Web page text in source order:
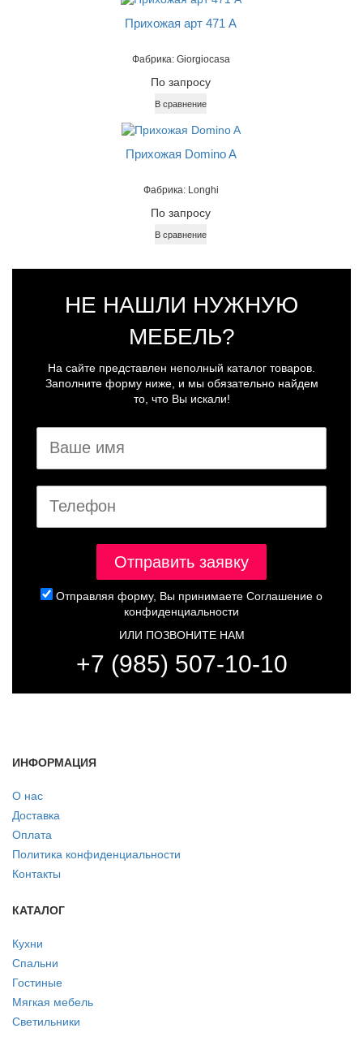
Прихожая арт 471 А
Фабрика: Giorgiocasa
По запросу
В сравнение
Прихожая Domino A
Фабрика: Longhi
По запросу
В сравнение
НЕ НАШЛИ НУЖНУЮ
МЕБЕЛЬ?
На сайте представлен неполный каталог товаров.
Заполните форму ниже, и мы обязательно найдем
то, что Вы искали!
Отправляя форму, Вы принимаете Соглашение о
конфиденциальности
ИЛИ ПОЗВОНИТЕ НАМ
+7 (985) 507-10-10
ИНФОРМАЦИЯ
О нас
Доставка
Оплата
Политика конфиденциальности
Контакты
КАТАЛОГ
Кухни
Спальни
Гостиные
Мягкая мебель
Светильники